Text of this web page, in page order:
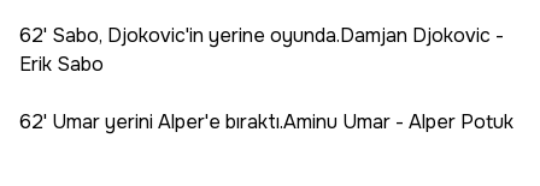
62' Sabo, Djokovic'in yerine oyunda.Damjan Djokovic -
Erik Sabo
62' Umar yerini Alper'e bıraktı.Aminu Umar - Alper Potuk